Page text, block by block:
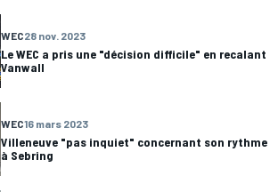
WEC28 nov. 2023
Le WEC a pris une "décision difficile" en recalant
Vanwall
WEC16 mars 2023
Villeneuve "pas inquiet" concernant son rythme
à Sebring